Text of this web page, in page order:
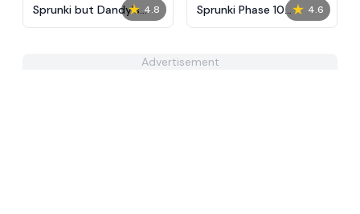
★ 4.8
Sprunki but Dandy's
World Characters
★ 4.6
Sprunki Phase 10
Definitive
Advertisement